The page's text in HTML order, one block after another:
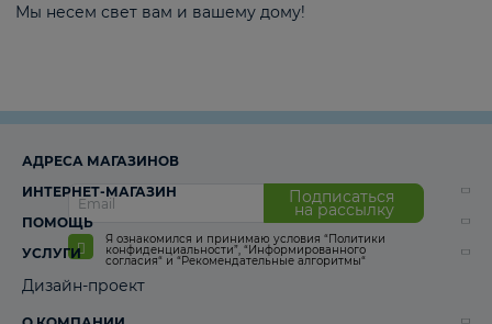
Мы несем свет вам и вашему дому!
Подписаться
на рассылку
Я ознакомился и принимаю условия “Политики
конфиденциальности”, “Информированного
согласия“ и “Рекомендательные алгоритмы“
АДРЕСА МАГАЗИНОВ
ИНТЕРНЕТ-МАГАЗИН
ПОМОЩЬ
УСЛУГИ
Дизайн-проект